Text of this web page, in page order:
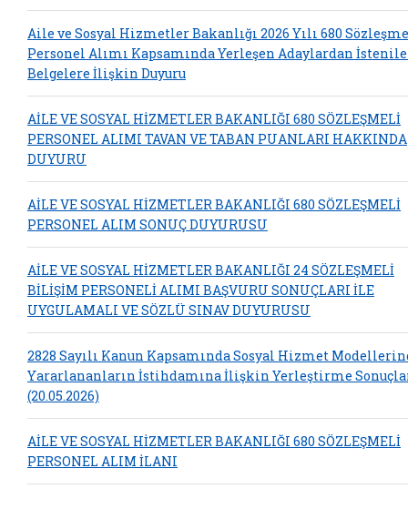
Aile ve Sosyal Hizmetler Bakanlığı 2026 Yılı 680
Personel Alımı Kapsamında Yerleşen Adaylardan
Belgelere İlişkin Duyuru
AİLE VE SOSYAL HİZMETLER BAKANLIĞI 680 SÖZLEŞMELİ
PERSONEL ALIMI TAVAN VE TABAN PUANLARI HAKKINDA
DUYURU
AİLE VE SOSYAL HİZMETLER BAKANLIĞI 680 SÖZLEŞMELİ
PERSONEL ALIM SONUÇ DUYURUSU
AİLE VE SOSYAL HİZMETLER BAKANLIĞI 24 SÖZLEŞMELİ
BİLİŞİM PERSONELİ ALIMI BAŞVURU SONUÇLARI İLE
UYGULAMALI VE SÖZLÜ SINAV DUYURUSU
2828 Sayılı Kanun Kapsamında Sosyal Hizmet
Yararlananların İstihdamına İlişkin Yerleştirme
(20.05.2026)
AİLE VE SOSYAL HİZMETLER BAKANLIĞI 680 SÖZLEŞMELİ
PERSONEL ALIM İLANI